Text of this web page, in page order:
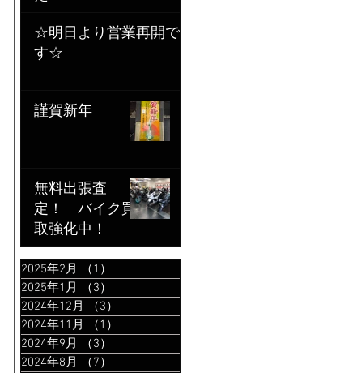
☆明日より営業再開で
す☆
謹賀新年
無料出張査
定！ バイク買
取強化中！
2025年2月 （1）
2025年1月
（3）
2024年12月
（3）
2024年11月
（1）
2024年9月
（3）
2024年8月
（7）